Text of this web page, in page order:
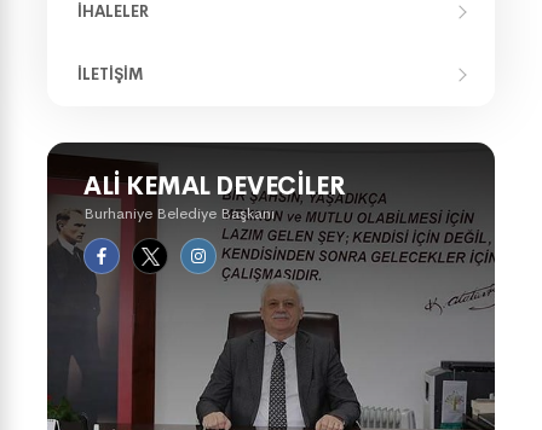
İHALELER
İLETIŞIM
ALI KEMAL DEVECILER
Burhaniye Belediye Başkanı